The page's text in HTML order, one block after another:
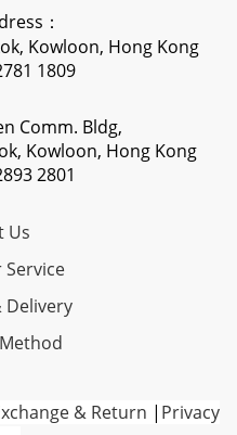
：
Kowloon, Hong Kong
1809
Comm. Bldg,
Kowloon, Hong Kong
2801
Us
Delivery
& Return | Privacy